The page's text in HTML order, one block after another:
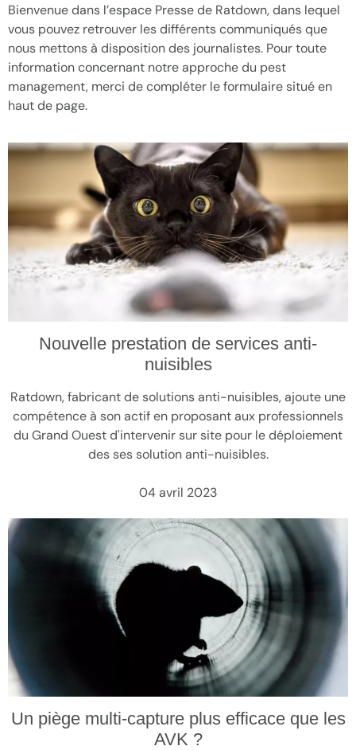
Bienvenue dans l’espace Presse de Ratdown, dans lequel
vous pouvez retrouver les différents communiqués que
nous mettons à disposition des journalistes. Pour toute
information concernant notre approche du pest
management, merci de compléter le formulaire situé en
haut de page.
Nouvelle prestation de services anti-
nuisibles
Ratdown, fabricant de solutions anti-nuisibles, ajoute une
compétence à son actif en proposant aux professionnels
du Grand Ouest d'intervenir sur site pour le déploiement
des ses solution anti-nuisibles.
04 avril 2023
Un piège multi-capture plus efficace que les
AVK ?